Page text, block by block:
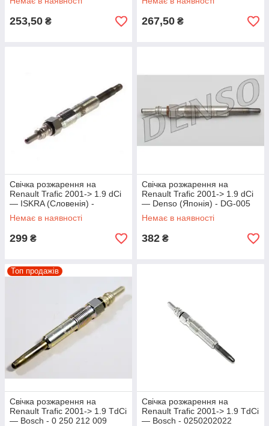
253,50 ₴ 267,50 ₴
Свічка розжарення на
Renault Trafic 2001-> 1.9 dCi
— ISKRA (Словенія) -
11721825
Немає в наявності
299 ₴
Свічка розжарення на
Renault Trafic 2001-> 1.9 dCi
— Denso (Японія) - DG-005
Немає в наявності
382 ₴
Топ продажів
Свічка розжарення на
Renault Trafic 2001-> 1.9 TdCi
— Bosch - 0 250 212 009
Свічка розжарення на
Renault Trafic 2001-> 1.9 TdCi
— Bosch - 0250202022